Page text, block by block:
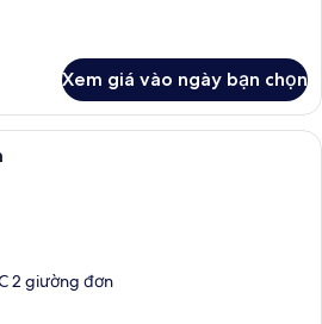
Xem giá vào ngày bạn chọn
Lagoon Pool View Room | Bộ trải
2 giường đơn